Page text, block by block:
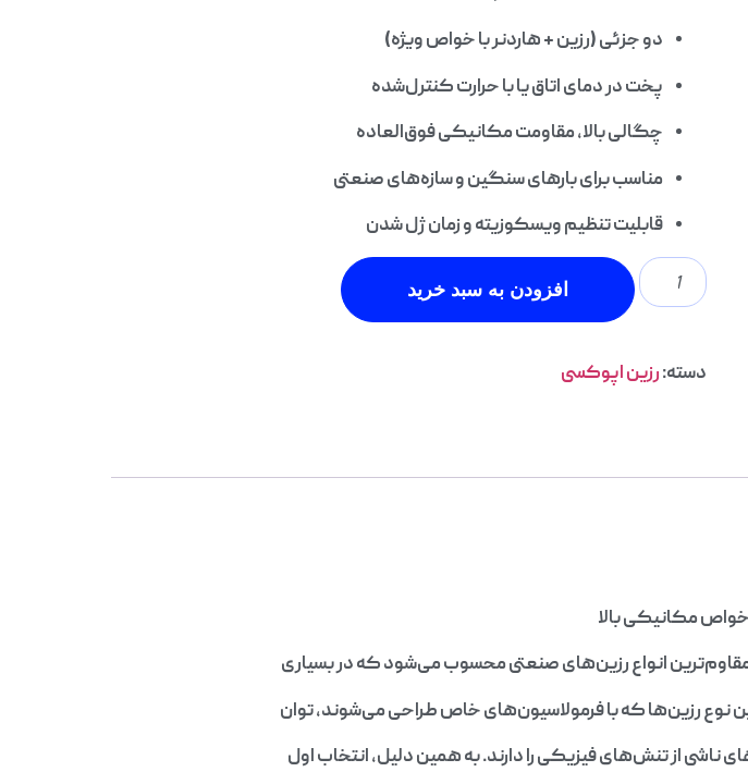
دو جزئی (رزین + هاردنر با خواص ویژه)
پخت در دمای اتاق یا با حرارت کنترل‌شده
چگالی بالا، مقاومت مکانیکی فوق‌العاده
مناسب برای بارهای سنگین و سازه‌های صنعتی
قابلیت تنظیم ویسکوزیته و زمان ژل شدن
افزودن به سبد خرید
دسته:رزین اپوکسی
مکانیکی بالا
انواع رزین‌های صنعتی محسوب می‌شود که در بسیاری
رزین‌ها که با فرمولاسیون‌های خاص طراحی می‌شوند، توان
از تنش‌های فیزیکی را دارند. به همین دلیل، انتخاب اول